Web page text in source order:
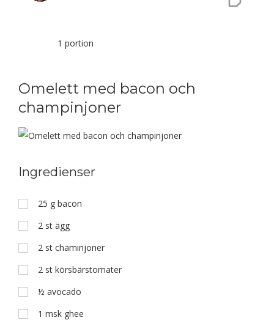
1 portion
Omelett med bacon och
champinjoner
Ingredienser
25 g bacon
2 st ägg
2 st chaminjoner
2 st körsbärstomater
½ avocado
1 msk ghee